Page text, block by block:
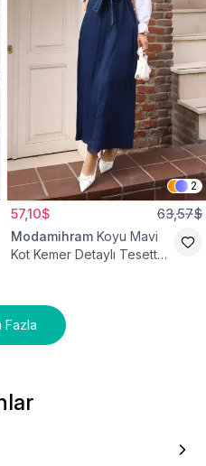
2
57,10$ 63,57$
Modamihram Koyu Mavi
Kot Kemer Detaylı Tesettür
Fazla